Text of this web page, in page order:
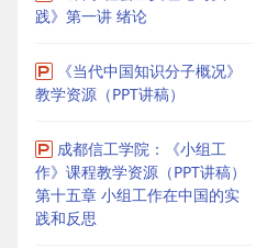
践》第一讲 绪论
《当代中国知识分子概况》
教学资源（PPT讲稿）
成都信工学院：《小组工
作》课程教学资源（PPT讲稿）
第十五章 小组工作在中国的实
践和反思